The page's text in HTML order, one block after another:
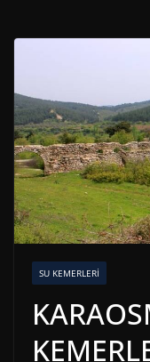
SU KEMERLERI